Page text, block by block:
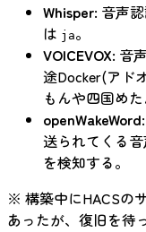
Whisper: 音声
は ja。
VOICEVOX: 音
途Docker(アド
もんや四国め
openWakeWord
送られてくる
を検知する。
※ 構築中にHACSの
あったが、復旧を待